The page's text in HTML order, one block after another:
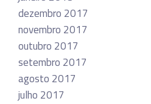
dezembro 2017
novembro 2017
outubro 2017
setembro 2017
agosto 2017
julho 2017